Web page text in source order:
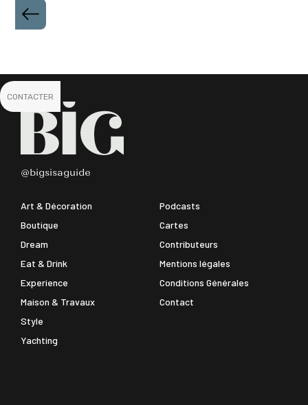
CONTACTER
@bigsisaguide
Art & Décoration
Boutique
Dream
Eat & Drink
Experience
Maison & Travaux
Style
Yachting
Podcasts
Cartes
Contributeurs
Mentions légales
Conditions Générales
Contact